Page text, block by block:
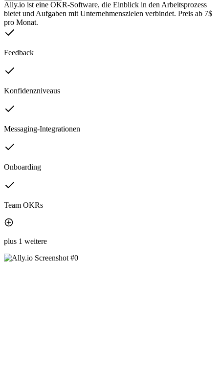
Ally.io ist eine OKR-Software, die Einblick in den Arbeitsprozess
bietet und Aufgaben mit Unternehmenszielen verbindet. Preis ab 7$
pro Monat.
Feedback
Konfidenzniveaus
Messaging-Integrationen
Onboarding
Team OKRs
plus 1 weitere